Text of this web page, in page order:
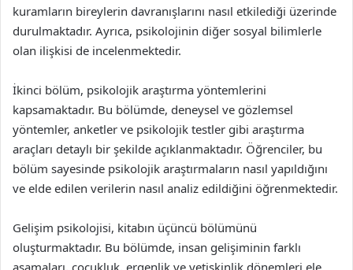
kuramların bireylerin davranışlarını nasıl etkilediği üzerinde
durulmaktadır. Ayrıca, psikolojinin diğer sosyal bilimlerle
olan ilişkisi de incelenmektedir.
İkinci bölüm, psikolojik araştırma yöntemlerini
kapsamaktadır. Bu bölümde, deneysel ve gözlemsel
yöntemler, anketler ve psikolojik testler gibi araştırma
araçları detaylı bir şekilde açıklanmaktadır. Öğrenciler, bu
bölüm sayesinde psikolojik araştırmaların nasıl yapıldığını
ve elde edilen verilerin nasıl analiz edildiğini öğrenmektedir.
Gelişim psikolojisi, kitabın üçüncü bölümünü
oluşturmaktadır. Bu bölümde, insan gelişiminin farklı
aşamaları, çocukluk, ergenlik ve yetişkinlik dönemleri ele